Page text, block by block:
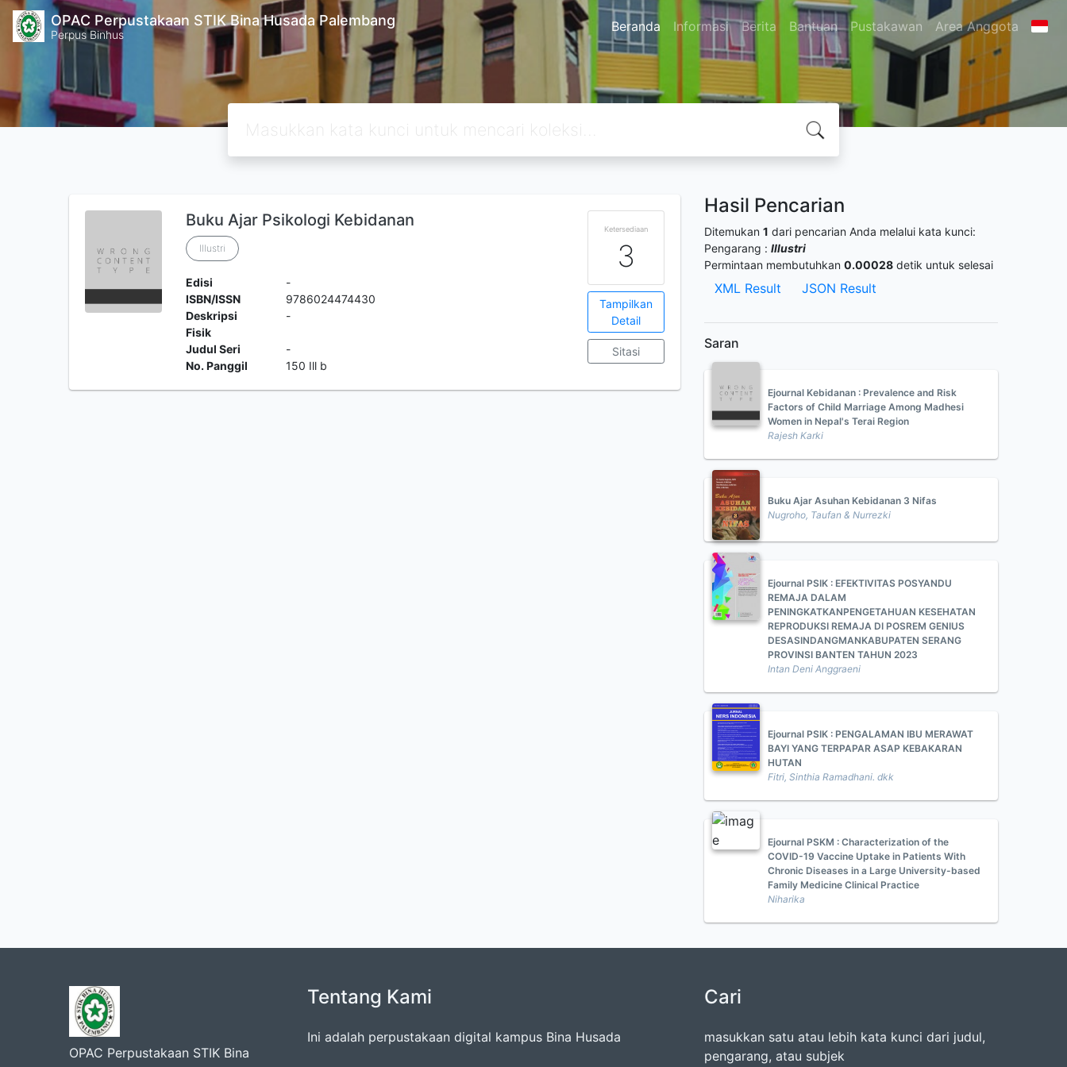
OPAC Perpustakaan STIK Bina Husada Palembang
Perpus Binhus Beranda Informasi Berita Bantuan Pustakawan Area Anggota
Buku Ajar Psikologi Kebidanan
Illustri
Edisi
-
ISBN/ISSN
9786024474430
Deskripsi
Fisik
-
Judul Seri
-
No. Panggil
150 Ill b
Ketersediaan
3
Tampilkan
Detail
Sitasi
Hasil Pencarian
Ditemukan 1 dari pencarian Anda melalui kata kunci:
Pengarang : Illustri
Permintaan membutuhkan 0.00028 detik untuk selesai
XML Result JSON Result
Saran
Ejournal Kebidanan : Prevalence and Risk
Factors of Child Marriage Among Madhesi
Women in Nepal's Terai Region
Rajesh Karki
Buku Ajar Asuhan Kebidanan 3 Nifas
Nugroho, Taufan & Nurrezki
Ejournal PSIK : EFEKTIVITAS POSYANDU
REMAJA DALAM
PENINGKATKANPENGETAHUAN KESEHATAN
REPRODUKSI REMAJA DI POSREM GENIUS
DESASINDANGMANKABUPATEN SERANG
PROVINSI BANTEN TAHUN 2023
Intan Deni Anggraeni
Ejournal PSIK : PENGALAMAN IBU MERAWAT
BAYI YANG TERPAPAR ASAP KEBAKARAN
HUTAN
Fitri, Sinthia Ramadhani. dkk
Ejournal PSKM : Characterization of the
COVID-19 Vaccine Uptake in Patients With
Chronic Diseases in a Large University-based
Family Medicine Clinical Practice
Niharika
OPAC Perpustakaan STIK Bina
Tentang Kami
Ini adalah perpustakaan digital kampus Bina Husada
Cari
masukkan satu atau lebih kata kunci dari judul,
pengarang, atau subjek